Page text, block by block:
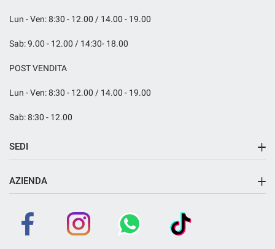
Lun - Ven: 8:30 - 12.00 / 14.00 - 19.00
Sab: 9.00 - 12.00 / 14:30- 18.00
POST VENDITA
Lun - Ven: 8:30 - 12.00 / 14.00 - 19.00
Sab: 8:30 - 12.00
SEDI
AZIENDA
Contatti